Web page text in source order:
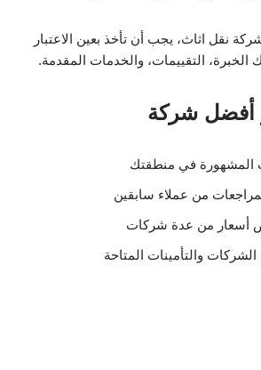
نقل اثاث، يجب أن تأخذ بعين الاعتبار
التقييمات، والخدمات المقدمة.
أفضل شركة
المشهورة في منطقتك
من عملاء سابقين
أسعار من عدة شركات
والتأمينات المتاحة